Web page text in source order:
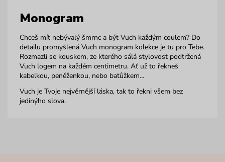
Monogram
Chceš mít nebývalý šmrnc a být Vuch každým coulem? Do
detailu promyšlená Vuch monogram kolekce je tu pro Tebe.
Rozmazli se kouskem, ze kterého sálá stylovost podtržená
Vuch logem na každém centimetru. Ať už to řekneš
kabelkou, peněženkou, nebo batůžkem…
Vuch je Tvoje nejvěrnější láska, tak to řekni všem bez
jedinýho slova.